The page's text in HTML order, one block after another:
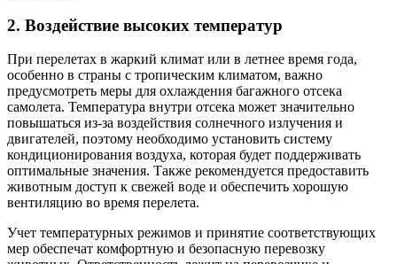
2. Воздействие высоких температур
При перелетах в жаркий климат или в летнее время года,
особенно в страны с тропическим климатом, важно
предусмотреть меры для охлаждения багажного отсека
самолета. Температура внутри отсека может значительно
повышаться из-за воздействия солнечного излучения и
двигателей, поэтому необходимо установить систему
кондиционирования воздуха, которая будет поддерживать
оптимальные значения. Также рекомендуется предоставить
животным доступ к свежей воде и обеспечить хорошую
вентиляцию во время перелета.
Учет температурных режимов и принятие соответствующих
мер обеспечат комфортную и безопасную перевозку